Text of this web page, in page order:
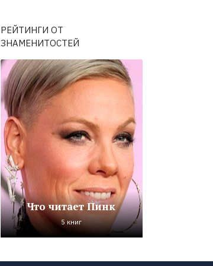
РЕЙТИНГИ ОТ
ЗНАМЕНИТОСТЕЙ
Что читает Пинк
5 книг